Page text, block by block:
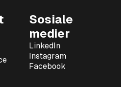
Sosiale
medier
LinkedIn
Instagram
Facebook